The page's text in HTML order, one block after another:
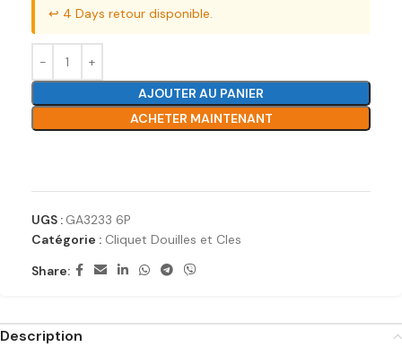
↩️ 4 Days retour disponible.
AJOUTER AU PANIER
ACHETER MAINTENANT
UGS : GA3233 6P
Catégorie : Cliquet Douilles et Cles
Share:
Description